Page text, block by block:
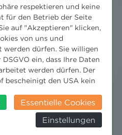
respektieren und keine
für den Betrieb der Seite
auf "Akzeptieren" klicken,
von uns und
dürfen. Sie willigen
ein, dass Ihre Daten
werden dürfen. Der
bescheinigt den USA kein
dass ihre Daten durch US-
zu
verarbeitet werden und
Essentielle Cookies
Einstellungen